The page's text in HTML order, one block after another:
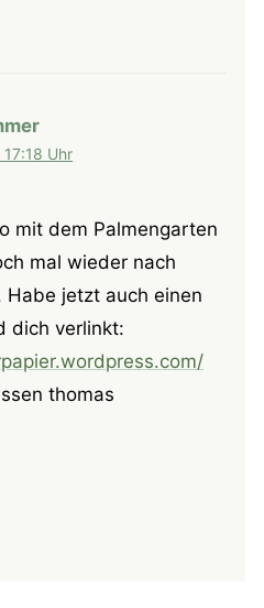
Uhr
mit dem Palmengarten
mal wieder nach
Habe jetzt auch einen
dich verlinkt:
thomas